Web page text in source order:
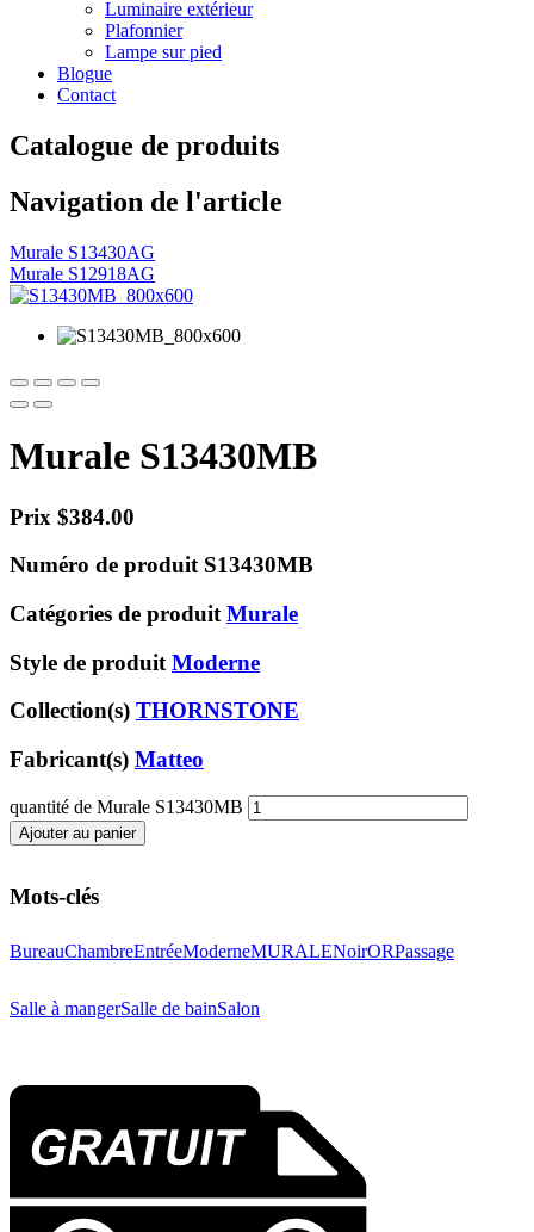
Luminaire extérieur
Plafonnier
Lampe sur pied
Blogue
Contact
Catalogue de produits
Navigation de l'article
Murale S13430AG
Murale S12918AG
Murale S13430MB
Prix $384.00
Numéro de produit S13430MB
Catégories de produit Murale
Style de produit Moderne
Collection(s) THORNSTONE
Fabricant(s) Matteo
quantité de Murale S13430MB
Ajouter au panier
Mots-clés
BureauChambreEntréeModerneMURALENoirORPassage
Salle à mangerSalle de bainSalon